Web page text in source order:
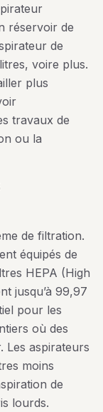
réservoir de
de
voire plus.
plus
travaux de
ou la
de filtration.
équipés de
HEPA (High
jusqu’à 99,97
pour les
où des
Les aspirateurs
moins
de
lourds.